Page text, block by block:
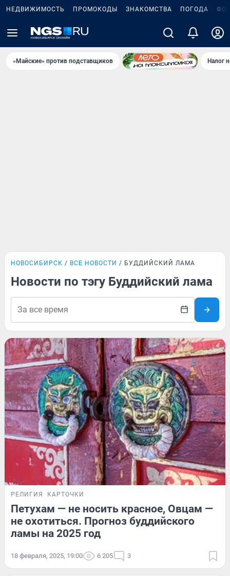
НЕДВИЖИМОСТЬ ПРОМОКОДЫ ЗНАКОМСТВА ПОГОДА
«Майские» против подставщиков Налог
НОВОСИБИРСК ВСЕ НОВОСТИ БУДДИЙСКИЙ ЛАМА
Новости по тэгу Буддийский лама
РЕЛИГИЯ КАРТОЧКИ
Петухам — не носить красное, Овцам —
не охотиться. Прогноз буддийского
ламы на 2025 год
18 февраля, 2025, 19:00 6 205 3